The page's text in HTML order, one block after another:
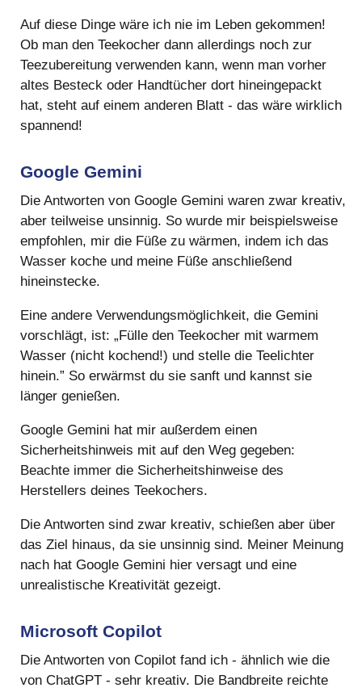
Auf diese Dinge wäre ich nie im Leben gekommen!
Ob man den Teekocher dann allerdings noch zur
Teezubereitung verwenden kann, wenn man vorher
altes Besteck oder Handtücher dort hineingepackt
hat, steht auf einem anderen Blatt - das wäre wirklich
spannend!
Google Gemini
Die Antworten von Google Gemini waren zwar kreativ,
aber teilweise unsinnig. So wurde mir beispielsweise
empfohlen, mir die Füße zu wärmen, indem ich das
Wasser koche und meine Füße anschließend
hineinstecke.
Eine andere Verwendungsmöglichkeit, die Gemini
vorschlägt, ist: „Fülle den Teekocher mit warmem
Wasser (nicht kochend!) und stelle die Teelichter
hinein.” So erwärmst du sie sanft und kannst sie
länger genießen.
Google Gemini hat mir außerdem einen
Sicherheitshinweis mit auf den Weg gegeben:
Beachte immer die Sicherheitshinweise des
Herstellers deines Teekochers.
Die Antworten sind zwar kreativ, schießen aber über
das Ziel hinaus, da sie unsinnig sind. Meiner Meinung
nach hat Google Gemini hier versagt und eine
unrealistische Kreativität gezeigt.
Microsoft Copilot
Die Antworten von Copilot fand ich - ähnlich wie die
von ChatGPT - sehr kreativ. Die Bandbreite reichte